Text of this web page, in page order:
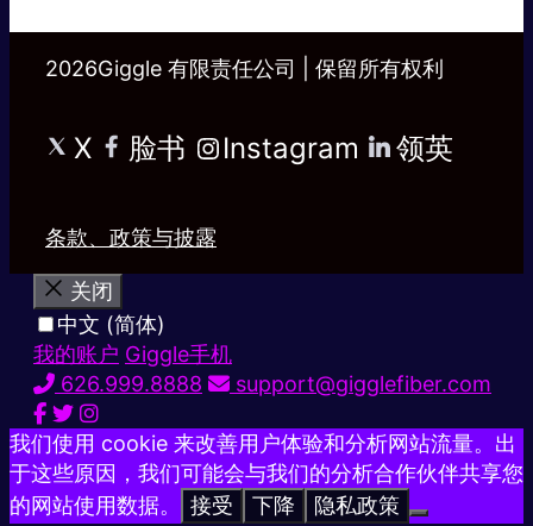
2026Giggle 有限责任公司 | 保留所有权利
X 脸书 Instagram 领英
条款、政策与披露
关闭
中文 (简体)
我的账户 Giggle手机
626.999.8888
support@gigglefiber.com
我们使用 cookie 来改善用户体验和分析网站流量。出
于这些原因，我们可能会与我们的分析合作伙伴共享您
的网站使用数据。
接受 下降 隐私政策